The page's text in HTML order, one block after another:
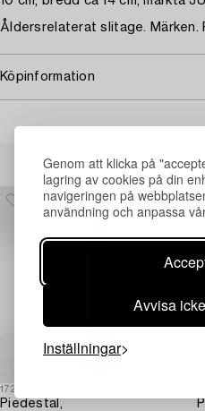
Genom att klicka på
lagring av cookies på din
navigeringen på
användning och anpassa
Avvisa
Inställningar
Åldersrelaterat slitage. Märken.
Köpinformation
Andra har
1727935
Piedestal,